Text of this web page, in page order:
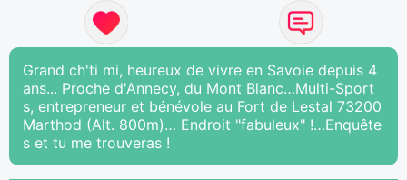
Grand ch'ti mi, heureux de vivre en Savoie depuis 4
ans... Proche d'Annecy, du Mont Blanc…Multi-Sport
s, entrepreneur et bénévole au Fort de Lestal 73200
Marthod (Alt. 800m)… Endroit "fabuleux" !…Enquête
s et tu me trouveras !